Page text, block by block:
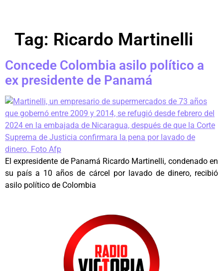
Tag: Ricardo Martinelli
Concede Colombia asilo político a
ex presidente de Panamá
El expresidente de Panamá Ricardo Martinelli, condenado en
su país a 10 años de cárcel por lavado de dinero, recibió
asilo político de Colombia